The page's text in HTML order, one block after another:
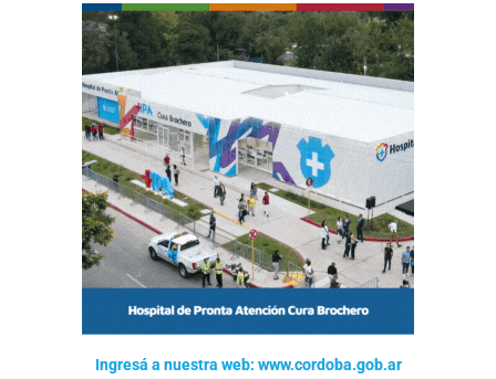
Ingresá a nuestra web: www.cordoba.gob.ar